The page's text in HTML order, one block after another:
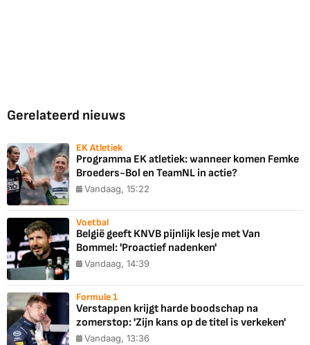
Gerelateerd nieuws
EK Atletiek
Programma EK atletiek: wanneer komen Femke
Broeders-Bol en TeamNL in actie?
Vandaag, 15:22
Voetbal
België geeft KNVB pijnlijk lesje met Van
Bommel: 'Proactief nadenken'
Vandaag, 14:39
Formule 1
Verstappen krijgt harde boodschap na
zomerstop: 'Zijn kans op de titel is verkeken'
Vandaag, 13:36